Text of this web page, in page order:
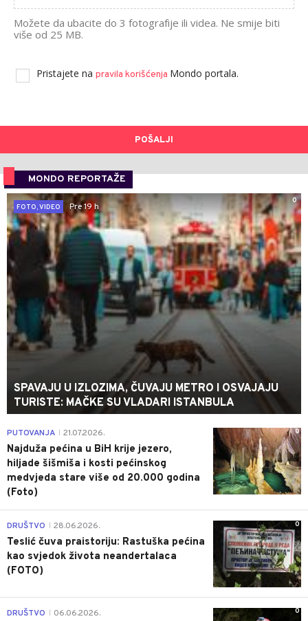
Možete da ubacite do 3 fotografije ili videa. Ne smije biti
više od 25 MB.
Pristajete na pravila korišćenja Mondo portala.
POŠALJI
MONDO REPORTAŽE
0
FOTO, VIDEO
Pre 19 h
SPAVAJU U IZLOZIMA, ČUVAJU METRO I OSVAJAJU
TURISTE: MAČKE SU VLADARI ISTANBULA
0
PUTOVANJA 21.07.2026.
Najduža pećina u BiH krije jezero,
hiljade šišmiša i kosti pećinskog
medvjeda stare više od 20.000 godina
(Foto)
0
DRUŠTVO 28.06.2026.
Teslić čuva praistoriju: Rastuška pećina
kao svjedok života neandertalaca
(FOTO)
0
DRUŠTVO 06.06.2026.